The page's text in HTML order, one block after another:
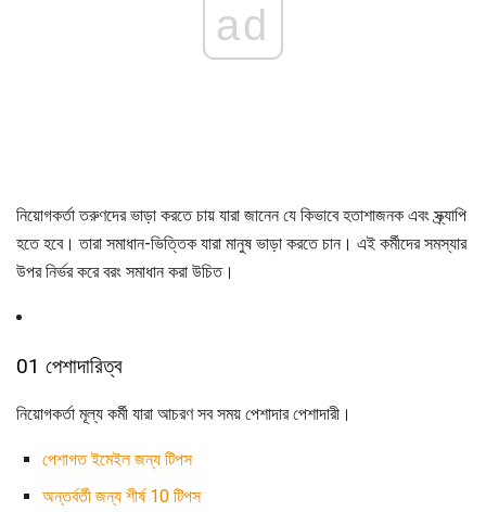
ad
নিয়োগকর্তা তরুণদের ভাড়া করতে চায় যারা জানেন যে কিভাবে হতাশাজনক এবং স্ক্র্যাপি
হতে হবে। তারা সমাধান-ভিত্তিক যারা মানুষ ভাড়া করতে চান। এই কর্মীদের সমস্যার
উপর নির্ভর করে বরং সমাধান করা উচিত।
01 পেশাদারিত্ব
নিয়োগকর্তা মূল্য কর্মী যারা আচরণ সব সময় পেশাদার পেশাদারী।
পেশাগত ইমেইল জন্য টিপস
অন্তর্বর্তী জন্য শীর্ষ 10 টিপস